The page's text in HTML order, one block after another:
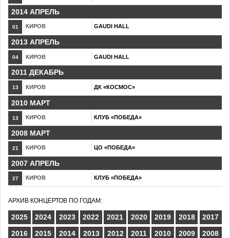
2014 АПРЕЛЬ
01 КИРОВ GAUDI HALL
2013 АПРЕЛЬ
04 КИРОВ GAUDI HALL
2011 ДЕКАБРЬ
13 КИРОВ ДК «КОСМОС»
2010 МАРТ
13 КИРОВ КЛУБ «ПОБЕДА»
2008 МАРТ
21 КИРОВ ЦО «ПОБЕДА»
2007 АПРЕЛЬ
27 КИРОВ КЛУБ «ПОБЕДА»
АРХИВ КОНЦЕРТОВ ПО ГОДАМ:
2025 2024 2023 2022 2021 2020 2019 2018
2017
2016
2015 2014 2013 2012 2011 2010 2009
2008